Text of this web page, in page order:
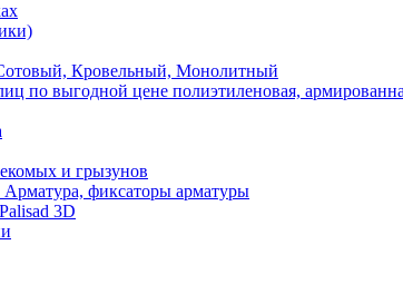
Кровельный, Монолитный
по выгодной цене полиэтиленовая,
и грызунов
Арматура, фиксаторы арматуры
3D